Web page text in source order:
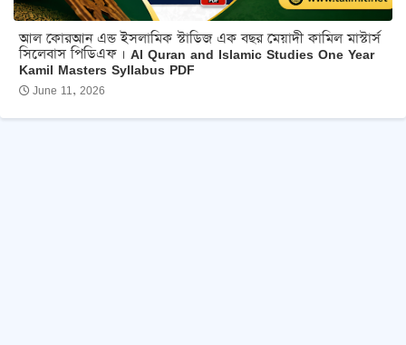
আল কোরআন এন্ড ইসলামিক স্টাডিজ এক বছর মেয়াদী কামিল মাস্টার্স
সিলেবাস পিডিএফ । Al Quran and Islamic Studies One Year
Kamil Masters Syllabus PDF
June 11, 2026